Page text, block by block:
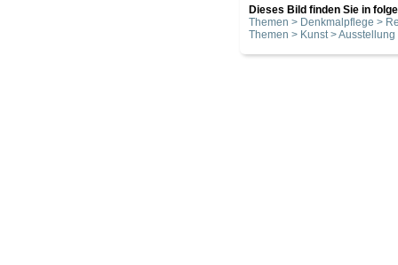
Dieses Bild finden Sie in
Themen > Denkmalpflege >
Themen > Kunst > Ausstellung